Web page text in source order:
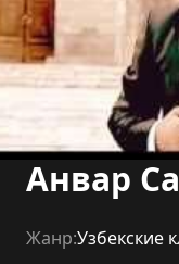
Анвар
Жанр:Узбекские